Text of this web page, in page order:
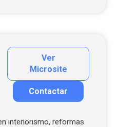
Ver
Microsite
Contactar
Contactar por correo
interiorismo, reformas